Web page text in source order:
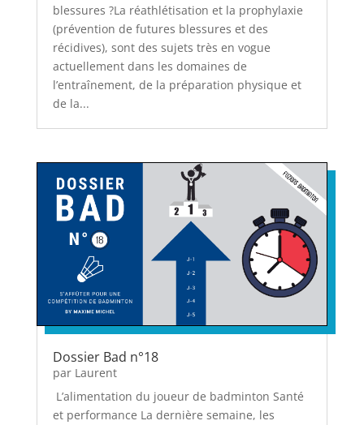
blessures ?La réathlétisation et la prophylaxie
(prévention de futures blessures et des
récidives), sont des sujets très en vogue
actuellement dans les domaines de
l’entraînement, de la préparation physique et
de la...
Dossier Bad n°18
par Laurent
L’alimentation du joueur de badminton Santé
et performance La dernière semaine, les